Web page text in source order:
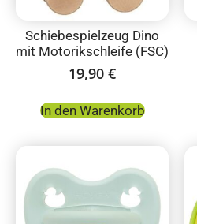
Schiebespielzeug Dino
mit Motorikschleife (FSC)
19,90 €
In den Warenkorb